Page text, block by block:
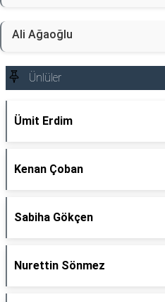
Ali Ağaoğlu
Ünlüler
Ümit Erdim
Kenan Çoban
Sabiha Gökçen
Nurettin Sönmez